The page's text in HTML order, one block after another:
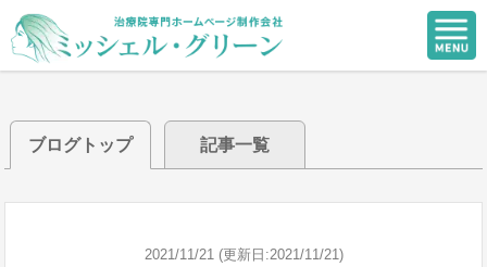
ブログトップ 記事一覧
2021/11/21 (更新日:2021/11/21)